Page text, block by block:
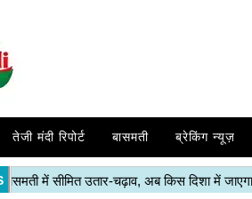
तेजी मंदी रिपोर्ट बासमती ब्रेकिंग न्यूज़